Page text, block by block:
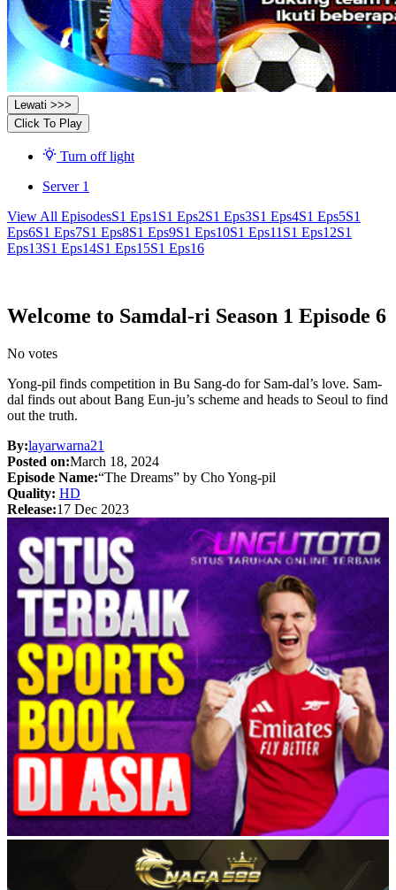
Lewati >>>
Click To Play
Turn off light
Server 1
View All EpisodesS1 Eps1 S1 Eps2S1 Eps3S1 Eps4S1 Eps5S1
Eps6S1 Eps7S1 Eps8S1 Eps9S1 Eps10S1 Eps11 S1 Eps12S1
Eps13S1 Eps14S1 Eps15S1 Eps16
Welcome to Samdal-ri Season 1 Episode 6
No votes
Yong-pil finds competition in Bu Sang-do for Sam-dal’s love. Sam-
dal finds out about Bang Eun-ju’s scheme and heads to Seoul to find
out the truth.
By:layarwarna21
Posted on:March 18, 2024
Episode Name:“The Dreams” by Cho Yong-pil
Quality: HD
Release:17 Dec 2023